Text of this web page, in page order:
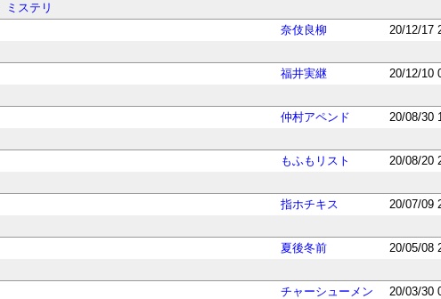
ミステリ
奈伎良柳 20/12/17
福井実継 20/12/10
仲村アペンド 20/08/30
もふもリスト 20/08/20
指ホチキス 20/07/09
夏後冬前 20/05/08
チャーシューメン 20/03/30